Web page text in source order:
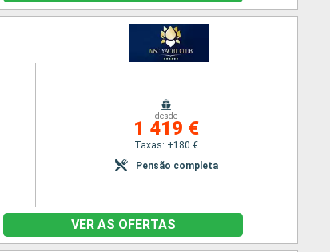
desde
1 419 €
Taxas: +180 €
Pensão completa
VER AS OFERTAS